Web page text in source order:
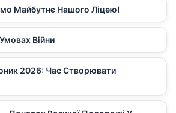
Майбутнє Нашого Ліцею!
Війни
2026: Час Створювати